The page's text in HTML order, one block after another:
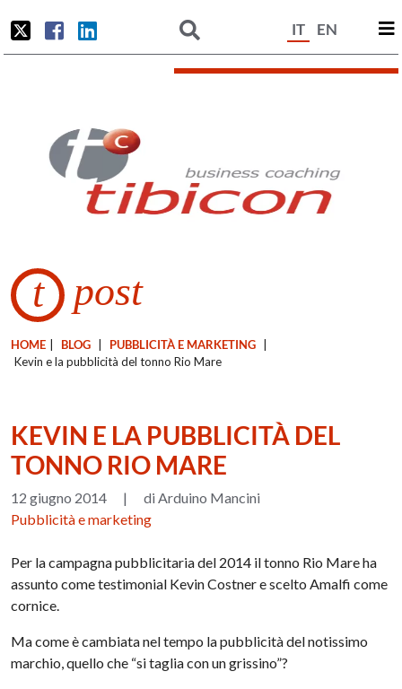
IT EN
t post
HOME BLOG PUBBLICITÀ E MARKETING
Kevin e la pubblicità del tonno Rio Mare
KEVIN E LA PUBBLICITÀ DEL
TONNO RIO MARE
12 giugno 2014 |
di Arduino Mancini
Pubblicità e marketing
Per la campagna pubblicitaria del 2014 il tonno Rio Mare ha
assunto come testimonial Kevin Costner e scelto Amalfi come
cornice.
Ma come è cambiata nel tempo la pubblicità del notissimo
marchio, quello che “si taglia con un grissino”?